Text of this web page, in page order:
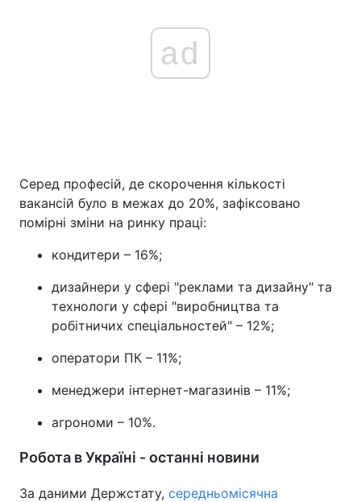
ad
Серед професій, де скорочення кількості
вакансій було в межах до 20%, зафіксовано
помірні зміни на ринку праці:
кондитери – 16%;
дизайнери у сфері "реклами та дизайну" та
технологи у сфері "виробництва та
робітничих спеціальностей" – 12%;
оператори ПК – 11%;
менеджери інтернет-магазинів – 11%;
агрономи – 10%.
Робота в Україні - останні новини
За даними Держстату, середньомісячна